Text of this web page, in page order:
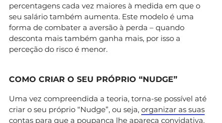
percentagens cada vez maiores à medida em que o
seu salário também aumenta. Este modelo é uma
forma de combater a aversão à perda – quando
desconta mais também ganha mais, por isso a
perceção do risco é menor.
COMO CRIAR O SEU PRÓPRIO “NUDGE”
Uma vez compreendida a teoria, torna-se possível até
criar o seu próprio “Nudge”, ou seja, organizar as suas
contas para que a poupança lhe apareça convidativa.